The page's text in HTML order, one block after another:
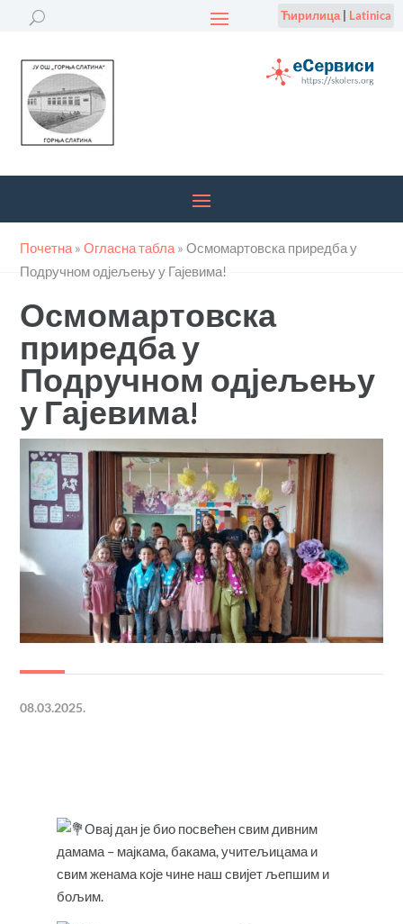
Ћирилица| Latinica
Почетна »Огласна табла »Осмомартовска приредба у
Подручном одјељењу у Гајевима!
Осмомартовска
приредба у
Подручном одјељењу
у Гајевима!
08.03.2025.
Овај дан је био посвећен свим дивним
дамама – мајкама, бакама, учитељицама и
свим женама које чине наш свијет љепшим и
бољим.